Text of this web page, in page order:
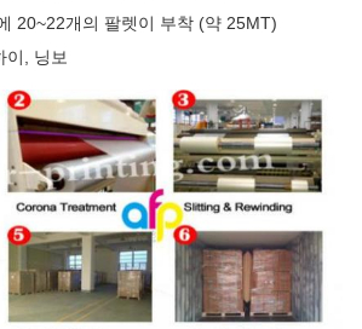
20~22개의 팔렛이 부착 (약 25MT)
이, 닝보